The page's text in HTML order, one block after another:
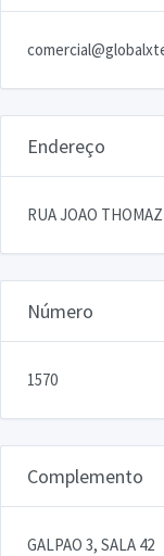
Endereço
RUA JOAO
Número
1570
Complemento
GALPAO 3, SALA 42